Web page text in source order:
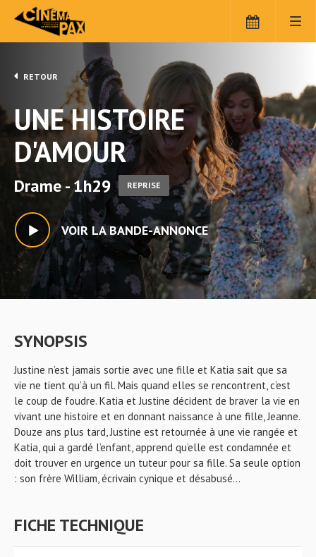
RETOUR
UNE HISTOIRE
D'AMOUR
Drame - 1h29 REPRISE
VOIR LA BANDE-ANNONCE
SYNOPSIS
Justine n’est jamais sortie avec une fille et Katia sait que sa
vie ne tient qu’à un fil. Mais quand elles se rencontrent, c’est
le coup de foudre. Katia et Justine décident de braver la vie en
vivant une histoire et en donnant naissance à une fille, Jeanne.
Douze ans plus tard, Justine est retournée à une vie rangée et
Katia, qui a gardé l’enfant, apprend qu’elle est condamnée et
doit trouver en urgence un tuteur pour sa fille. Sa seule option
: son frère William, écrivain cynique et désabusé...
FICHE TECHNIQUE